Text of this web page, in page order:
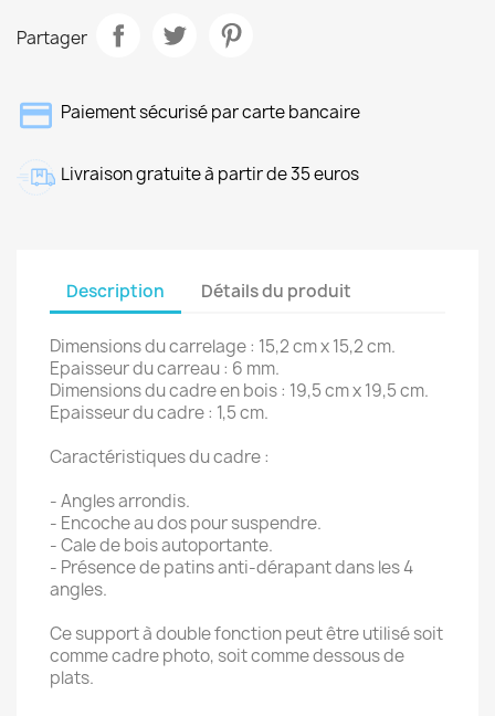
Partager
Paiement sécurisé par carte bancaire
Livraison gratuite à partir de 35 euros
Description Détails du produit
Dimensions du carrelage : 15,2 cm x 15,2 cm.
Epaisseur du carreau : 6 mm.
Dimensions du cadre en bois : 19,5 cm x 19,5 cm.
Epaisseur du cadre : 1,5 cm.
Caractéristiques du cadre :
- Angles arrondis.
- Encoche au dos pour suspendre.
- Cale de bois autoportante.
- Présence de patins anti-dérapant dans les 4
angles.
Ce support à double fonction peut être utilisé soit
comme cadre photo, soit comme dessous de
plats.